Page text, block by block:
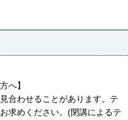
へ】
合わせることがあります。テ
求めください。(閉講によるテ